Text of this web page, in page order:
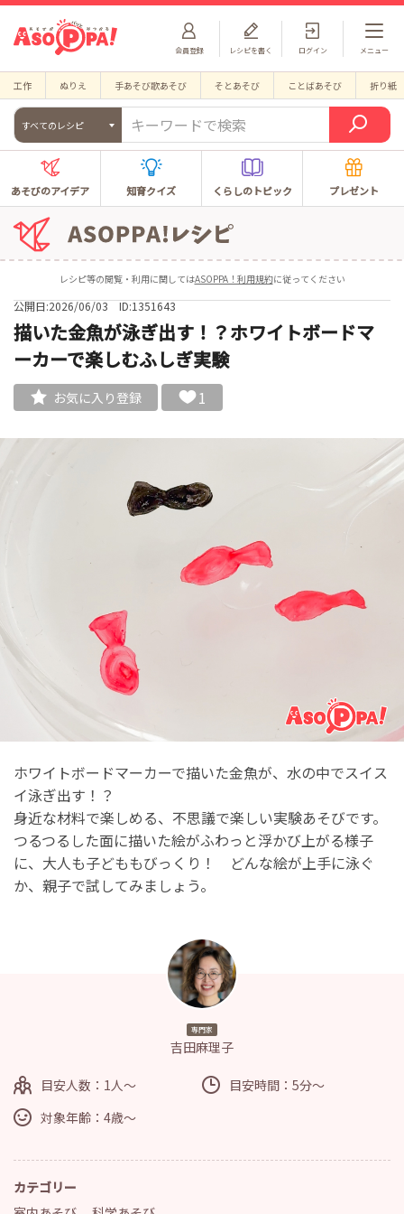
会員登録 ログイン
レシピを書く メニュー
工作 ぬりえ 手あそび歌あそび そとあそび ことばあそび 折り紙
すべてのレシピ
あそびのアイデア 知育クイズ くらしのトピック プレゼント
レシピ等の閲覧・利用に関してはASOPPA！利用規約に従ってください
公開日:2026/06/03 ID:1351643
描いた金魚が泳ぎ出す！？ホワイトボードマ
ーカーで楽しむふしぎ実験
お気に入り登録 1
ホワイトボードマーカーで描いた金魚が、水の中でスイス
イ泳ぎ出す！？
身近な材料で楽しめる、不思議で楽しい実験あそびです。
つるつるした面に描いた絵がふわっと浮かび上がる様子
に、大人も子どももびっくり！ どんな絵が上手に泳ぐ
か、親子で試してみましょう。
専門家
吉田麻理子
目安人数：1人～
目安時間：5分～
対象年齢：4歳～
カテゴリー